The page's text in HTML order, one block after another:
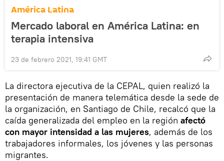
América Latina
Mercado laboral en América Latina: en
terapia intensiva
23 de febrero 2021, 19:41 GMT
La directora ejecutiva de la CEPAL, quien realizó la
presentación de manera telemática desde la sede de
la organización, en Santiago de Chile, recalcó que la
caída generalizada del empleo en la región afectó
con mayor intensidad a las mujeres, además de los
trabajadores informales, los jóvenes y las personas
migrantes.